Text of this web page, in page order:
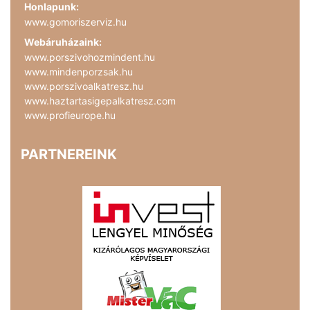
Honlapunk:
www.gomoriszerviz.hu
Webáruházaink:
www.porszivohozmindent.hu
www.mindenporzsak.hu
www.porszivoalkatresz.hu
www.haztartasigepalkatresz.com
www.profieurope.hu
PARTNEREINK